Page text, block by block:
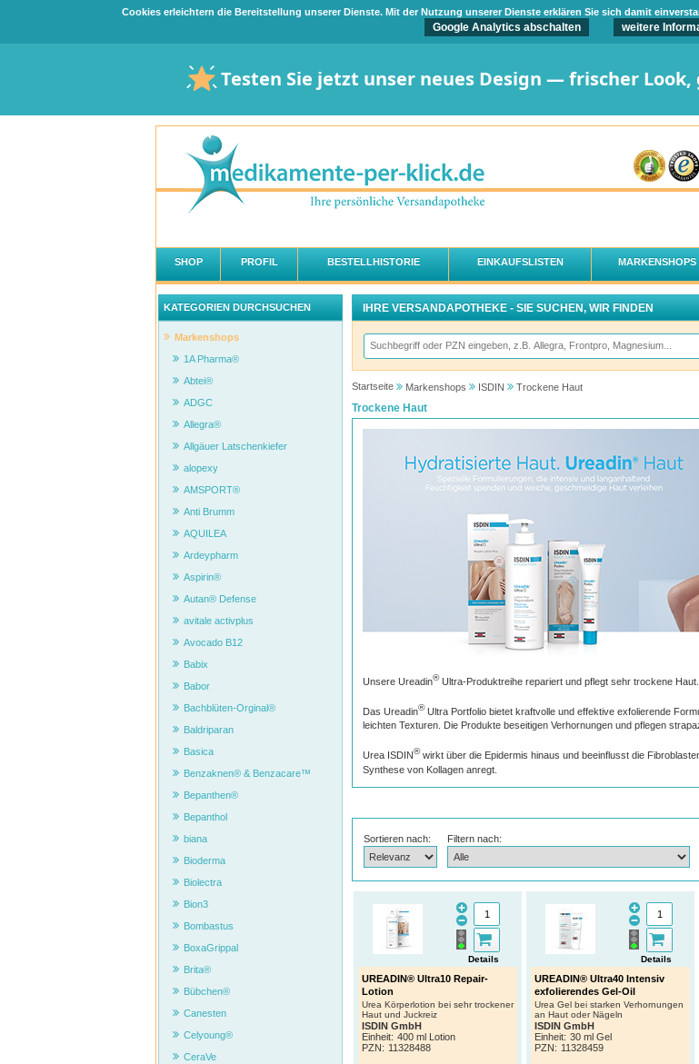
Cookies erleichtern die Bereitstellung unserer Dienste. Mit der Nutzung unserer Dienste erklären Sie sich damit
Google Analytics abschalten weitere
Testen Sie jetzt unser neues Design — frischer
SHOP PROFIL BESTELLHISTORIE EINKAUFSLISTEN MARKENSHOPS
IHRE VERSANDAPOTHEKE - SIE SUCHEN, WIR FINDEN
Startseite Markenshops ISDIN Trockene Haut
Trockene Haut
Unsere Ureadin®Ultra-Produktreihe repariert und pflegt sehr trockene Haut.
Das Ureadin®Ultra Portfolio bietet kraftvolle und effektive exfolierende
leichten Texturen. Die Produkte beseitigen Verhornungen und pflegen
Urea ISDIN®wirkt über die Epidermis hinaus und beeinflusst die
Synthese von Kollagen anregt.
Sortieren nach: Filtern nach:
UREADIN® Ultra10 Repair-
Lotion
Urea Körperlotion bei sehr trockener
Haut und Juckreiz
ISDIN GmbH
Einheit: 400 ml Lotion
PZN : 11328488
Details
UREADIN® Ultra40 Intensiv
exfolierendes Gel-Oil
Urea Gel bei starken Verhornungen
an Haut oder Nägeln
ISDIN GmbH
Einheit: 30 ml Gel
PZN : 11328459
Details
KATEGORIEN DURCHSUCHEN
Markenshops
1A Pharma®
Abtei®
ADGC
Allegra®
Allgäuer Latschenkiefer
alopexy
AMSPORT®
Anti Brumm
AQUILEA
Ardeypharm
Aspirin®
Autan® Defense
avitale activplus
Avocado B12
Babix
Babor
Bachblüten-Orginal®
Baldriparan
Basica
Benzaknen® & Benzacare™
Bepanthen®
Bepanthol
biana
Bioderma
Biolectra
Bion3
Bombastus
BoxaGrippal
Brita®
Bübchen®
Canesten
Celyoung®
CeraVe